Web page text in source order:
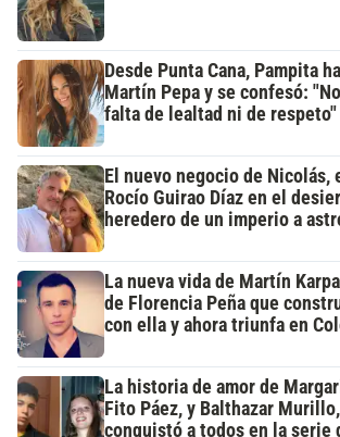
Desde Punta Cana, Pampita
Martín Pepa y se confesó:
falta de lealtad ni de respeto"
El nuevo negocio de Nicolás,
Rocío Guirao Díaz en el
heredero de un imperio a
La nueva vida de Martín
de Florencia Peña que
con ella y ahora triunfa en
La historia de amor de
Fito Páez, y Balthazar
conquistó a todos en la serie